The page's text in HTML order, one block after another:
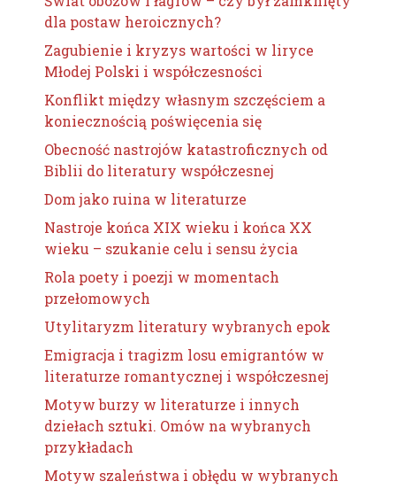
dla postaw heroicznych?
Zagubienie i kryzys wartości w liryce
Młodej Polski i współczesności
Konflikt między własnym szczęściem a
koniecznością poświęcenia się
Obecność nastrojów katastroficznych od
Biblii do literatury współczesnej
Dom jako ruina w literaturze
Nastroje końca XIX wieku i końca XX
wieku – szukanie celu i sensu życia
Rola poety i poezji w momentach
przełomowych
Utylitaryzm literatury wybranych epok
Emigracja i tragizm losu emigrantów w
literaturze romantycznej i współczesnej
Motyw burzy w literaturze i innych
dziełach sztuki. Omów na wybranych
przykładach
Motyw szaleństwa i obłędu w wybranych